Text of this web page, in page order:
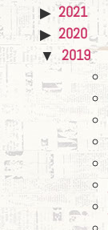
2021
2020
2019